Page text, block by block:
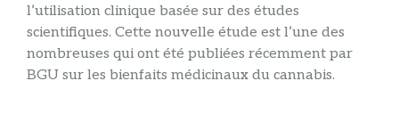
l’utilisation clinique basée sur des études
scientifiques. Cette nouvelle étude est l’une des
nombreuses qui ont été publiées récemment par
BGU sur les bienfaits médicinaux du cannabis.